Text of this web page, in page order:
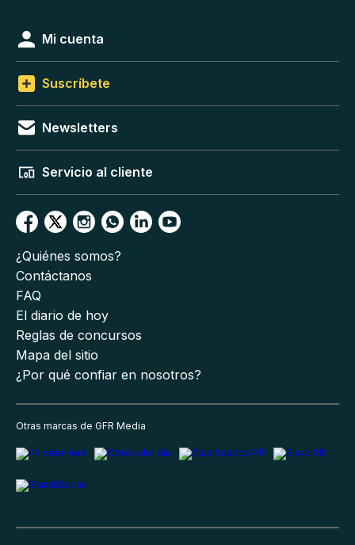
Mi cuenta
Suscríbete
Newsletters
Servicio al cliente
¿Quiénes somos?
Contáctanos
FAQ
El diario de hoy
Reglas de concursos
Mapa del sitio
¿Por qué confiar en nosotros?
Otras marcas de GFR Media